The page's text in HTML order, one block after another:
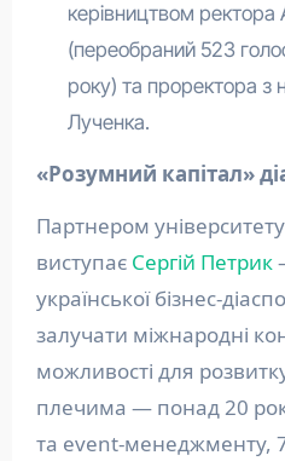
керівництвом ректора
(переобраний 523
року) та проректора з
Лученка.
«Розумний капітал»
Партнером
виступаєСергій Петрик
української бізнес-
залучати міжнародні
можливості для
плечима — понад 20
та event-менеджменту,